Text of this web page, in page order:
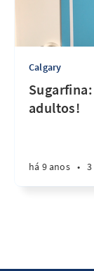
Calgary
adultos!
há 9 anos •